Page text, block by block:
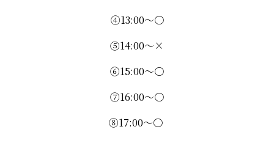
④13:00～〇
⑤14:00～×
⑥15:00～〇
⑦16:00～〇
⑧17:00～〇